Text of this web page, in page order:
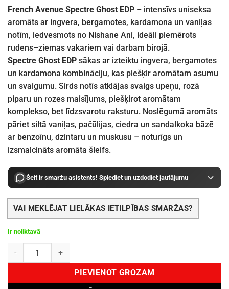
French Avenue Spectre Ghost EDP – intensīvs uniseksa
aromāts ar ingvera, bergamotes, kardamona un vaniļas
notīm, iedvesmots no Nishane Ani, ideāli piemērots
rudens–ziemas vakariem vai darbam birojā.
Spectre Ghost EDP sākas ar izteiktu ingvera, bergamotes
un kardamona kombināciju, kas piešķir aromātam asumu
un svaigumu. Sirds notīs atklājas svaigs upeņu, rozā
piparu un rozes maisījums, piešķirot aromātam
komplekso, bet līdzsvarotu raksturu. Noslēgumā aromāts
pāriet siltā vaniļas, pačūlijas, ciedra un sandalkoka bāzē
ar benzoīnu, dzintaru un muskusu – noturīgs un
izsmalcināts aromāta šleifs.
Šeit ir smaržu asistents! Spiediet un uzdodiet jautājumu
VAI MEKLĒJAT LIELĀKAS IETILPĪBAS SMARŽAS?
Ir noliktavā
French Avenue Spectre Ghost EDP 80 ml daudzums
PIEVIENOT GROZAM